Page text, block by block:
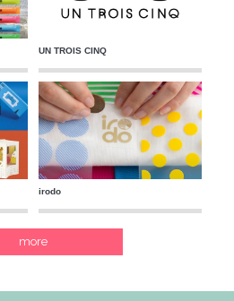
UN TROIS CINQ
irodo
more